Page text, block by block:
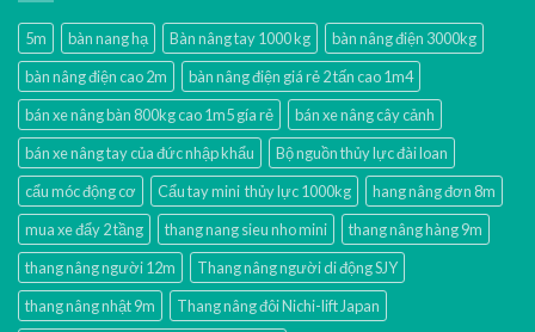
5m bàn nang hạ Bàn nâng tay 1000 kg
bàn nâng điện 3000kg
bàn nâng điện cao 2m
bàn nâng điện giá rẻ 2 tấn cao 1m4
bán xe nâng bàn 800kg cao 1m5 gía rẻ
bán xe nâng cây cảnh
bán xe nâng tay của đức nhập khẩu
Bộ nguồn thủy lực đài loan
cẩu móc động cơ
Cẩu tay mini thủy lực 1000kg
hang nâng đơn 8m
mua xe đẩy 2 tầng
thang nang sieu nho mini
thang nâng hàng 9m
thang nâng người 12m
Thang nâng người di động SJY
thang nâng nhật 9m
Thang nâng đôi Nichi-lift Japan